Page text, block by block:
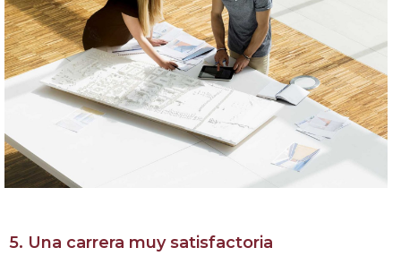
5. Una carrera muy satisfactoria